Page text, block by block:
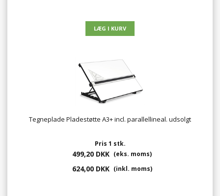
Tegneplade Pladestøtte A3+ incl. parallellineal. udsolgt
Pris 1 stk.
499,20 DKK (eks. moms)
624,00 DKK (inkl. moms)